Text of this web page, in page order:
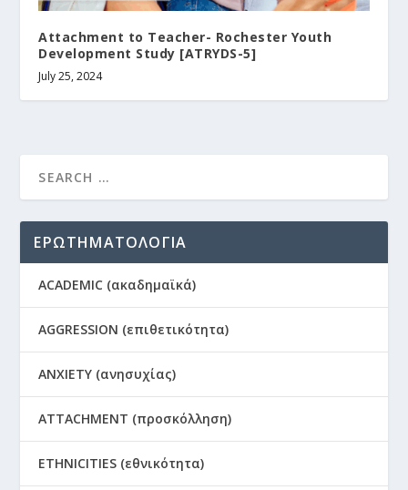
Attachment to Teacher- Rochester Youth
Development Study [ATRYDS-5]
July 25, 2024
ΕΡΩΤΗΜΑΤΟΛΟΓΙΑ
ACADEMIC (ακαδημαϊκά)
AGGRESSION (επιθετικότητα)
ANXIETY (ανησυχίας)
ATTACHMENT (προσκόλληση)
ETHNICITIES (εθνικότητα)